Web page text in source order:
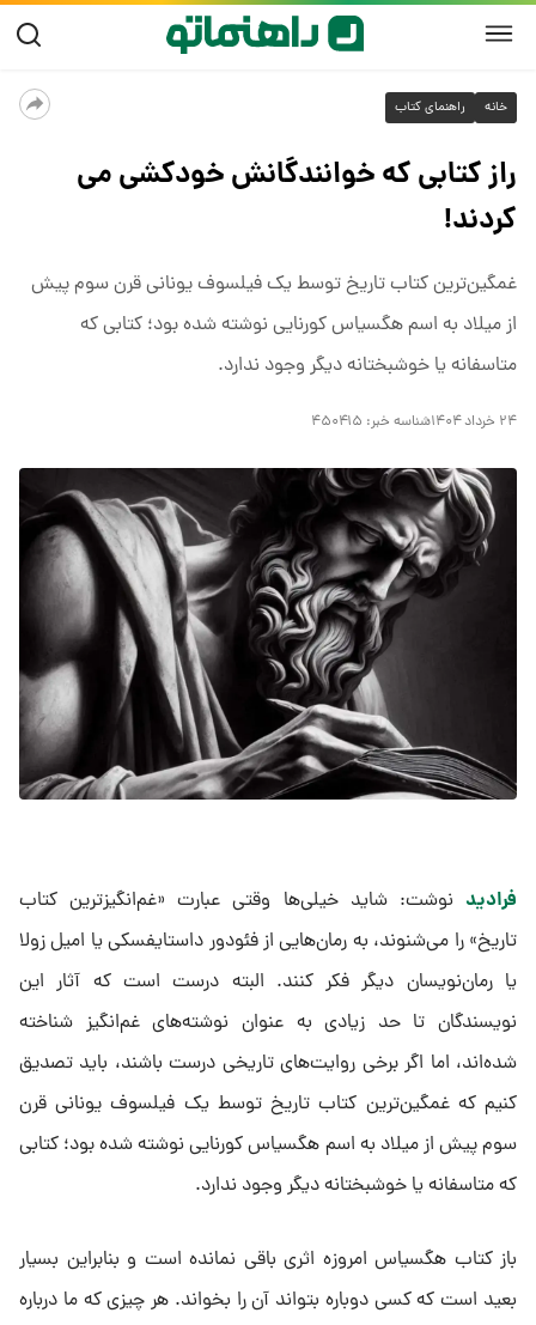
خانه راهنمای کتاب
راز کتابی که خوانندگانش خودکشی می
کردند!
غمگین‌ترین کتاب تاریخ توسط یک فیلسوف یونانی قرن سوم پیش
از میلاد به اسم هگسیاس کورنایی نوشته شده بود؛ کتابی که
متاسفانه یا خوشبختانه دیگر وجود ندارد.
۲۴ خرداد ۱۴۰۴ شناسه خبر: ۴۵۰۴۱۵
فرادید نوشت: شاید خیلی‌ها وقتی عبارت «غم‌انگیزترین کتاب
تاریخ» را می‌شنوند، به رمان‌هایی از فئودور داستایفسکی یا امیل زولا
یا رمان‌نویسان دیگر فکر کنند. البته درست است که آثار این
نویسندگان تا حد زیادی به عنوان نوشته‌های غم‌انگیز شناخته
شده‌اند، اما اگر برخی روایت‌های تاریخی درست باشند، باید تصدیق
کنیم که غمگین‌ترین کتاب تاریخ توسط یک فیلسوف یونانی قرن
سوم پیش از میلاد به اسم هگسیاس کورنایی نوشته شده بود؛ کتابی
که متاسفانه یا خوشبختانه دیگر وجود ندارد.
باز کتاب هگسیاس امروزه اثری باقی نمانده است و بنابراین بسیار
بعید است که کسی دوباره بتواند آن را بخواند. هر چیزی که ما درباره